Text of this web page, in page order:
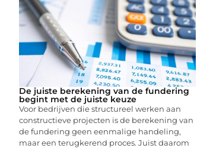
De juiste berekening van de fundering
begint met de juiste keuze
Voor bedrijven die structureel werken aan
constructieve projecten is de berekening van
de fundering geen eenmalige handeling,
maar een terugkerend proces. Juist daarom